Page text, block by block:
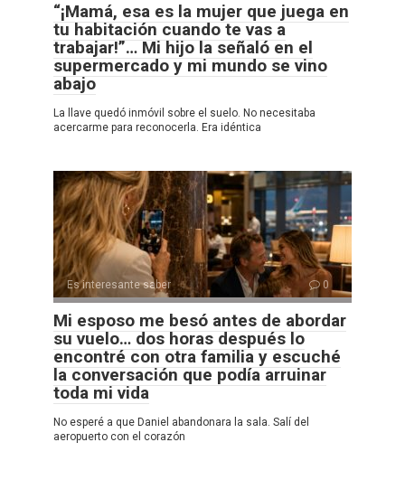
“¡Mamá, esa es la mujer que juega en
tu habitación cuando te vas a
trabajar!”… Mi hijo la señaló en el
supermercado y mi mundo se vino
abajo
La llave quedó inmóvil sobre el suelo. No necesitaba
acercarme para reconocerla. Era idéntica
Es interesante saber 0
Mi esposo me besó antes de abordar
su vuelo… dos horas después lo
encontré con otra familia y escuché
la conversación que podía arruinar
toda mi vida
No esperé a que Daniel abandonara la sala. Salí del
aeropuerto con el corazón